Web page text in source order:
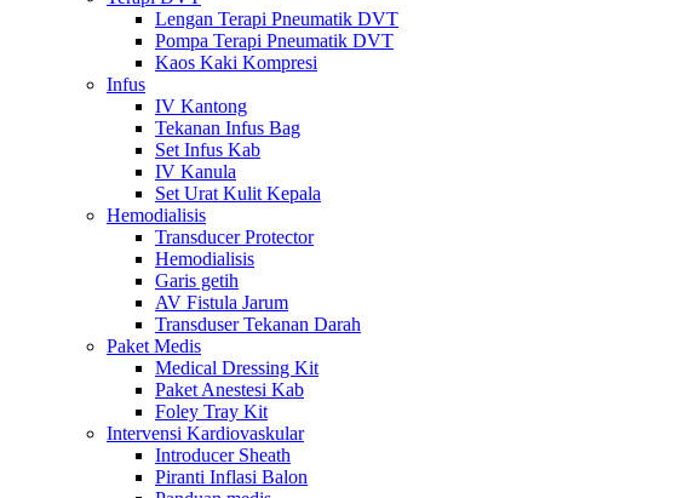
Lengan Terapi Pneumatik DVT
Pompa Terapi Pneumatik DVT
Kaos Kaki Kompresi
Infus
IV Kantong
Tekanan Infus Bag
Set Infus Kab
IV Kanula
Set Urat Kulit Kepala
Hemodialisis
Transducer Protector
Hemodialisis
Garis getih
AV Fistula Jarum
Transduser Tekanan Darah
Paket Medis
Medical Dressing Kit
Paket Anestesi Kab
Foley Tray Kit
Intervensi Kardiovaskular
Introducer Sheath
Piranti Inflasi Balon